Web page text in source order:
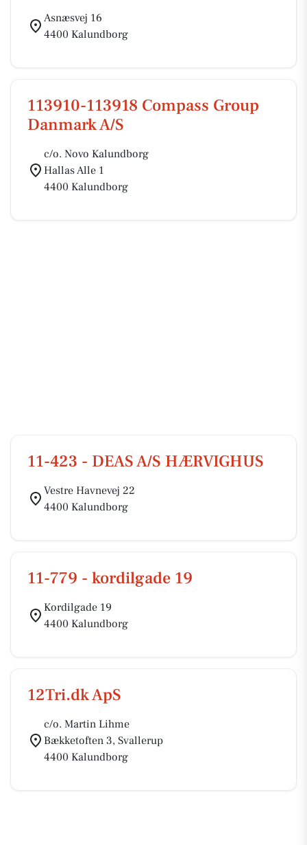
Asnæsvej 16
4400 Kalundborg
113910-113918 Compass Group
Danmark A/S
c/o. Novo Kalundborg
Hallas Alle 1
4400 Kalundborg
11-423 - DEAS A/S HÆRVIGHUS
Vestre Havnevej 22
4400 Kalundborg
11-779 - kordilgade 19
Kordilgade 19
4400 Kalundborg
12Tri.dk ApS
c/o. Martin Lihme
Bækketoften 3, Svallerup
4400 Kalundborg